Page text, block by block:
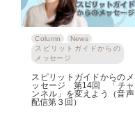
Column
News
スピリットガイドからの
メッセージ
スピリットガイドからのメ
ッセージ 第14回 「チャ
ンネル」を変えよう（音声
配信第３回）